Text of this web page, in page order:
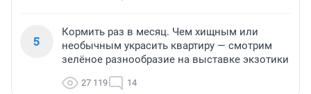
5
Кормить раз в месяц. Чем хищным или
необычным украсить квартиру — смотрим
зелёное разнообразие на выставке экзотики
27 119 14